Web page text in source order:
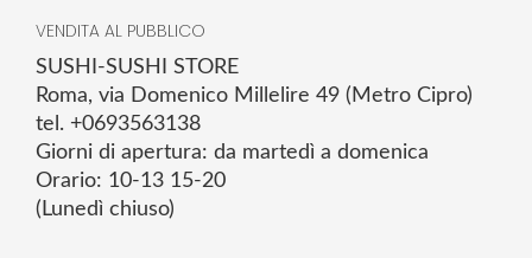
VENDITA AL PUBBLICO
SUSHI-SUSHI STORE
Roma, via Domenico Millelire 49 (Metro Cipro)
tel. +0693563138
Giorni di apertura: da martedì a domenica
Orario: 10-13 15-20
(Lunedì chiuso)